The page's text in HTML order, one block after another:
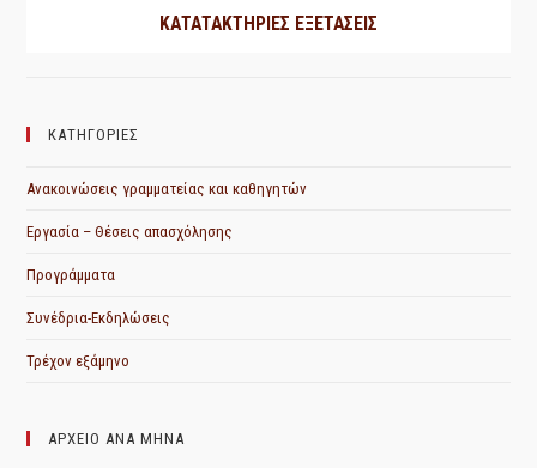
ΚΑΤΑΤΑΚΤΗΡΙΕΣ ΕΞΕΤΑΣΕΙΣ
ΚΑΤΗΓΟΡΙΕΣ
Ανακοινώσεις γραμματείας και καθηγητών
Εργασία – Θέσεις απασχόλησης
Προγράμματα
Συνέδρια-Εκδηλώσεις
Τρέχον εξάμηνο
ΑΡΧΕΙΟ ΑΝΑ ΜΗΝΑ